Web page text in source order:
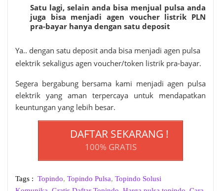
Satu lagi, selain anda bisa menjual pulsa anda
juga bisa menjadi agen voucher listrik PLN
pra-bayar hanya dengan satu deposit
Ya.. dengan satu deposit anda bisa menjadi agen pulsa
elektrik sekaligus agen voucher/token listrik pra-bayar.
Segera bergabung bersama kami menjadi agen pulsa
elektrik yang aman terpercaya untuk mendapatkan
keuntungan yang lebih besar.
DAFTAR SEKARANG !
100% GRATIS
Tags : Topindo, Topindo Pulsa, Topindo Solusi